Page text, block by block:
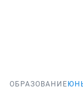
ОБРАЗОВАНИЕ